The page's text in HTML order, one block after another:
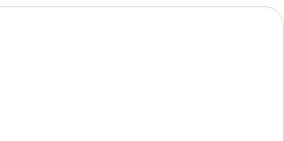
ห้องคลาสสิกดับเบิล | เครื่องนอนระดั